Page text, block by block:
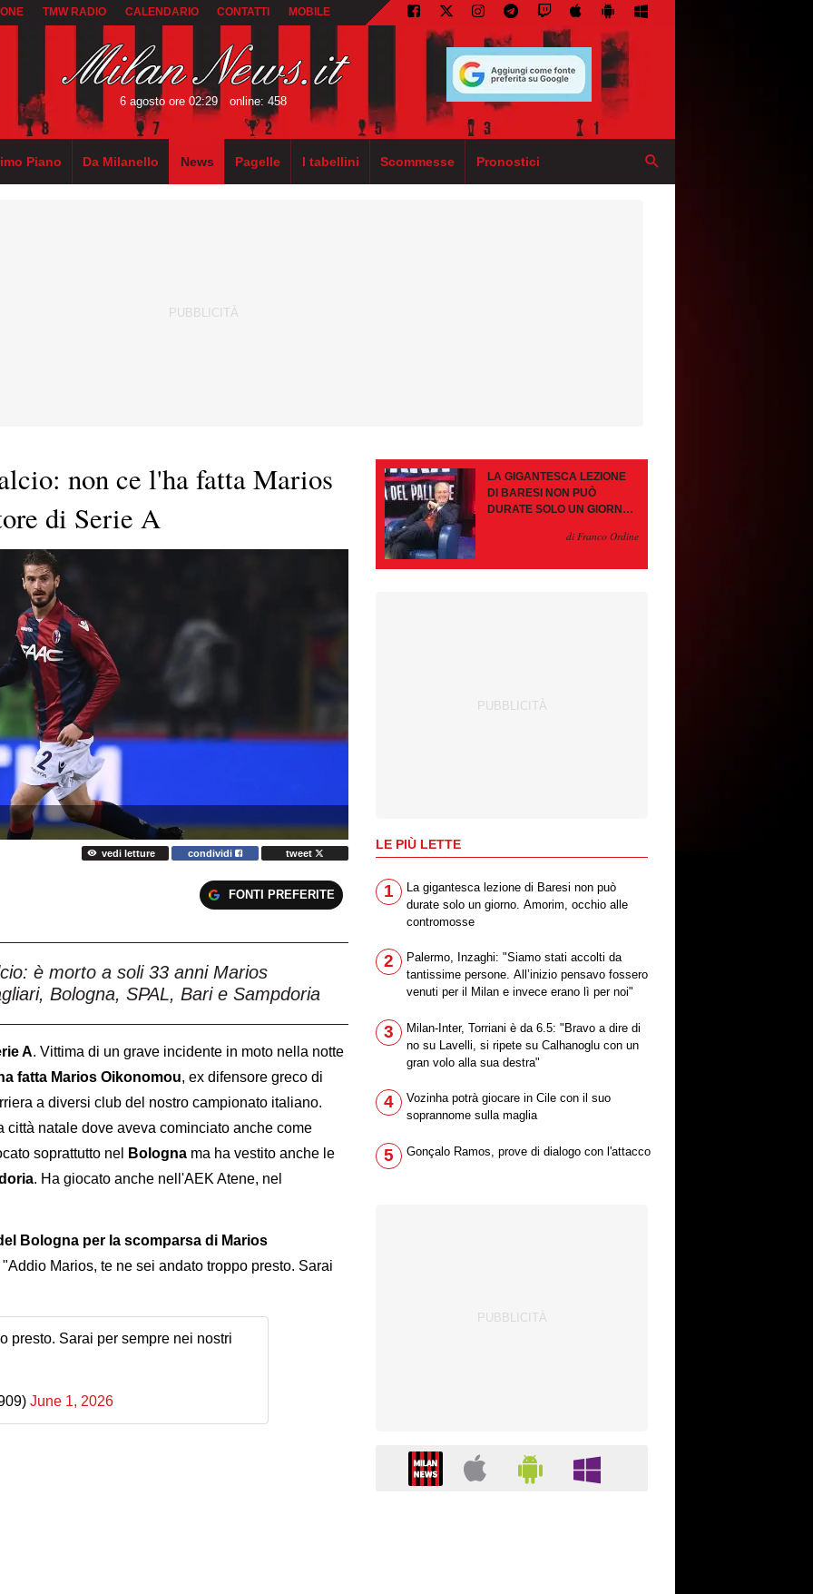
TMW RADIO CALENDARIO CONTATTI MOBILE
6 agosto ore 02:29 online: 458
Piano Da Milanello News Pagelle I tabellini Scommesse Pronostici
non ce l'ha fatta Marios
di Serie A
vedi letture condividi tweet
FONTI PREFERITE
è morto a soli 33 anni Marios
Bologna, SPAL, Bari e Sampdoria
A. Vittima di un grave incidente in moto nella notte
fatta Marios Oikonomou, ex difensore greco di
a diversi club del nostro campionato italiano.
città natale dove aveva cominciato anche come
soprattutto nel
Bologna ma ha vestito anche le
. Ha giocato anche nell'AEK Atene, nel
Bologna per la scomparsa di Marios
"Addio Marios, te ne sei andato troppo presto. Sarai
presto. Sarai per sempre nei nostri
June 1, 2026
LA GIGANTESCA LEZIONE
DI BARESI NON PUÒ
DURATE SOLO UN GIORNO.
CONTROMOSSEdi Franco Ordine
LE PIÙ LETTE
1
La gigantesca lezione di Baresi non può
durate solo un giorno. Amorim, occhio alle
contromosse
2
Palermo, Inzaghi: "Siamo stati accolti da
tantissime persone. All’inizio pensavo fossero
venuti per il Milan e invece erano lì per noi"
3
Milan-Inter, Torriani è da 6.5: "Bravo a dire di
no su Lavelli, si ripete su Calhanoglu con un
gran volo alla sua destra"
4
Vozinha potrà giocare in Cile con il suo
soprannome sulla maglia
5 Gonçalo Ramos, prove di dialogo con l'attacco